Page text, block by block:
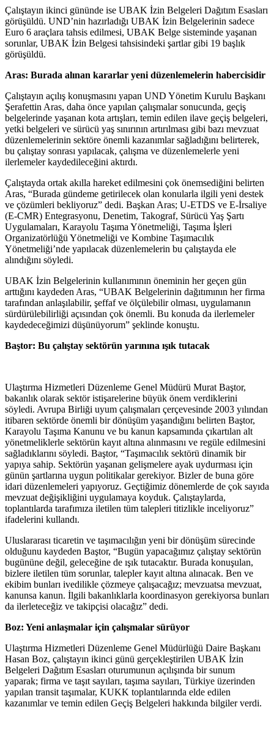
Çalıştayın ikinci gününde ise UBAK İzin Belgeleri Dağıtım Esasları
görüşüldü. UND’nin hazırladığı UBAK İzin Belgelerinin sadece
Euro 6 araçlara tahsis edilmesi, UBAK Belge sisteminde yaşanan
sorunlar, UBAK İzin Belgesi tahsisindeki şartlar gibi 19 başlık
görüşüldü.
Aras: Burada alınan kararlar yeni düzenlemelerin habercisidir
Çalıştayın açılış konuşmasını yapan UND Yönetim Kurulu Başkanı
Şerafettin Aras, daha önce yapılan çalışmalar sonucunda, geçiş
belgelerinde yaşanan kota artışları, temin edilen ilave geçiş belgeleri,
yetki belgeleri ve sürücü yaş sınırının artırılması gibi bazı mevzuat
düzenlemelerinin sektöre önemli kazanımlar sağladığını belirterek,
bu çalıştay sonrası yapılacak, çalışma ve düzenlemelerle yeni
ilerlemeler kaydedileceğini aktırdı.
Çalıştayda ortak akılla hareket edilmesini çok önemsediğini belirten
Aras, “Burada gündeme getirilecek olan konularla ilgili yeni destek
ve çözümleri bekliyoruz” dedi. Başkan Aras; U-ETDS ve E-İrsaliye
(E-CMR) Entegrasyonu, Denetim, Takograf, Sürücü Yaş Şartı
Uygulamaları, Karayolu Taşıma Yönetmeliği, Taşıma İşleri
Organizatörlüğü Yönetmeliği ve Kombine Taşımacılık
Yönetmeliği’nde yapılacak düzenlemelerin bu çalıştayda ele
alındığını söyledi.
UBAK İzin Belgelerinin kullanımının öneminin her geçen gün
arttığını kaydeden Aras, “UBAK Belgelerinin dağıtımının her firma
tarafından anlaşılabilir, şeffaf ve ölçülebilir olması, uygulamanın
sürdürülebilirliği açısından çok önemli. Bu konuda da ilerlemeler
kaydedeceğimizi düşünüyorum” şeklinde konuştu.
Baştor: Bu çalıştay sektörün yarınına ışık tutacak
Ulaştırma Hizmetleri Düzenleme Genel Müdürü Murat Baştor,
bakanlık olarak sektör istişarelerine büyük önem verdiklerini
söyledi. Avrupa Birliği uyum çalışmaları çerçevesinde 2003 yılından
itibaren sektörde önemli bir dönüşüm yaşandığını belirten Baştor,
Karayolu Taşıma Kanunu ve bu kanun kapsamında çıkartılan alt
yönetmeliklerle sektörün kayıt altına alınmasını ve regüle edilmesini
sağladıklarını söyledi. Baştor, “Taşımacılık sektörü dinamik bir
yapıya sahip. Sektörün yaşanan gelişmelere ayak uydurması için
günün şartlarına uygun politikalar gerekiyor. Bizler de buna göre
idari düzenlemeleri yapıyoruz. Geçtiğimiz dönemlerde de çok sayıda
mevzuat değişikliğini uygulamaya koyduk. Çalıştaylarda,
toplantılarda tarafımıza iletilen tüm talepleri titizlikle inceliyoruz”
ifadelerini kullandı.
Uluslararası ticaretin ve taşımacılığın yeni bir dönüşüm sürecinde
olduğunu kaydeden Baştor, “Bugün yapacağımız çalıştay sektörün
bugününe değil, geleceğine de ışık tutacaktır. Burada konuşulan,
bizlere iletilen tüm sorunlar, talepler kayıt altına alınacak. Ben ve
ekibim bunları ivedilikle çözmeye çalışacağız; mevzuatsa mevzuat,
kanunsa kanun. İlgili bakanlıklarla koordinasyon gerekiyorsa bunları
da ilerleteceğiz ve takipçisi olacağız” dedi.
Boz: Yeni anlaşmalar için çalışmalar sürüyor
Ulaştırma Hizmetleri Düzenleme Genel Müdürlüğü Daire Başkanı
Hasan Boz, çalıştayın ikinci günü gerçekleştirilen UBAK İzin
Belgeleri Dağıtım Esasları oturumunun açılışında bir sunum
yaparak; firma ve taşıt sayıları, taşıma sayıları, Türkiye üzerinden
yapılan transit taşımalar, KUKK toplantılarında elde edilen
kazanımlar ve temin edilen Geçiş Belgeleri hakkında bilgiler verdi.